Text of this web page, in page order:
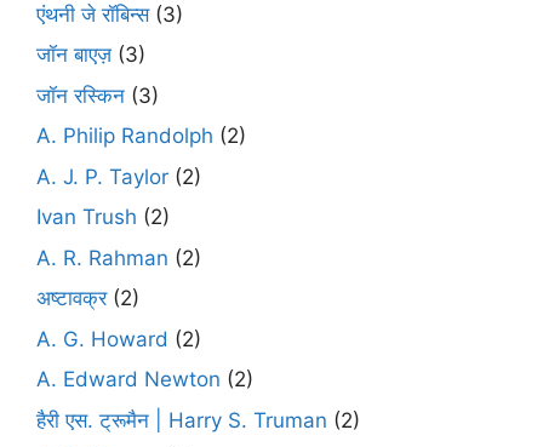
एंथनी जे रॉबिन्स(3)
जॉन बाएज़ (3)
जॉन रस्किन (3)
A. Philip Randolph (2)
A. J. P. Taylor (2)
Ivan Trush (2)
A. R. Rahman (2)
अष्टावक्र(2)
A. G. Howard (2)
A. Edward Newton (2)
हैरी एस. ट्रूमैन | Harry S. Truman (2)